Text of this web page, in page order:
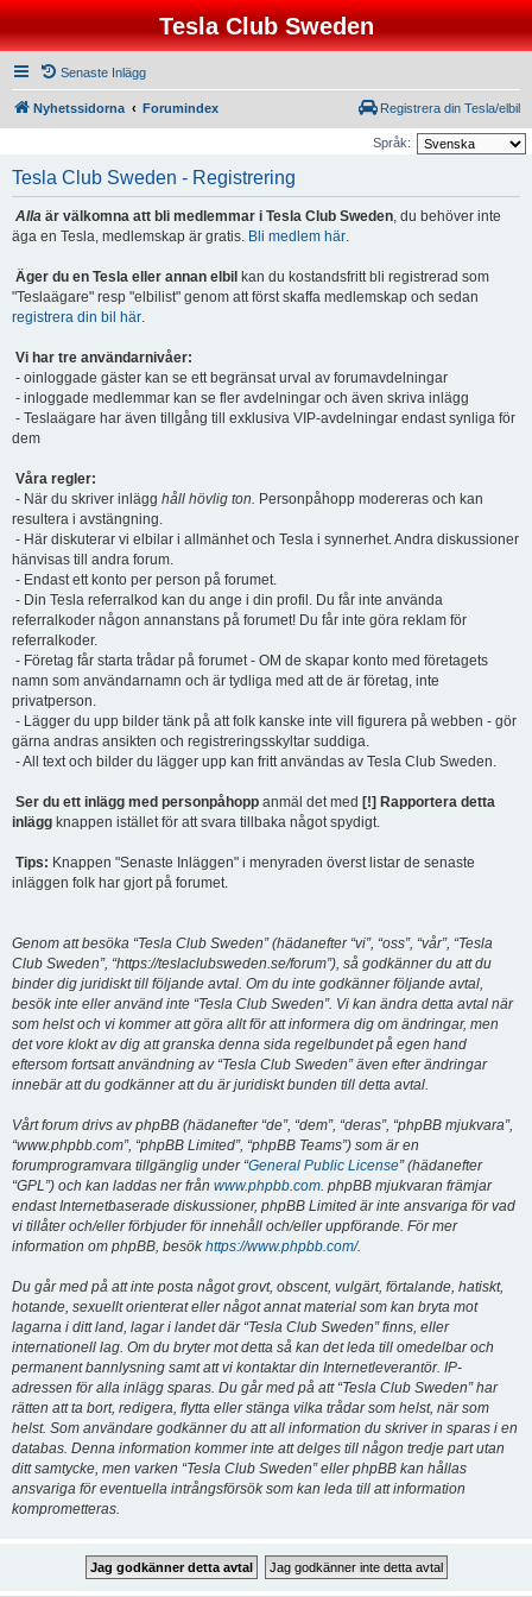
Tesla Club Sweden
Senaste Inlägg
Nyhetssidorna Forumindex Registrera din Tesla/elbil
Språk:
Tesla Club Sweden - Registrering
Alla är välkomna att bli medlemmar i Tesla Club Sweden, du behöver inte
äga en Tesla, medlemskap är gratis. Bli medlem här.
Äger du en Tesla eller annan elbil kan du kostandsfritt bli registrerad som
"Teslaägare" resp "elbilist" genom att först skaffa medlemskap och sedan
registrera din bil här.
Vi har tre användarnivåer:
- oinloggade gäster kan se ett begränsat urval av forumavdelningar
- inloggade medlemmar kan se fler avdelningar och även skriva inlägg
- Teslaägare har även tillgång till exklusiva VIP-avdelningar endast synliga för
dem
Våra regler:
- När du skriver inlägg håll hövlig ton. Personpåhopp modereras och kan
resultera i avstängning.
- Här diskuterar vi elbilar i allmänhet och Tesla i synnerhet. Andra diskussioner
hänvisas till andra forum.
- Endast ett konto per person på forumet.
- Din Tesla referralkod kan du ange i din profil. Du får inte använda
referralkoder någon annanstans på forumet! Du får inte göra reklam för
referralkoder.
- Företag får starta trådar på forumet - OM de skapar konto med företagets
namn som användarnamn och är tydliga med att de är företag, inte
privatperson.
- Lägger du upp bilder tänk på att folk kanske inte vill figurera på webben - gör
gärna andras ansikten och registreringsskyltar suddiga.
- All text och bilder du lägger upp kan fritt användas av Tesla Club Sweden.
Ser du ett inlägg med personpåhopp anmäl det med [!] Rapportera detta
inlägg knappen istället för att svara tillbaka något spydigt.
Tips: Knappen "Senaste Inläggen" i menyraden överst listar de senaste
inläggen folk har gjort på forumet.
Genom att besöka “Tesla Club Sweden” (hädanefter “vi”, “oss”, “vår”, “Tesla
Club Sweden”, “https://teslaclubsweden.se/forum”), så godkänner du att du
binder dig juridiskt till följande avtal. Om du inte godkänner följande avtal,
besök inte eller använd inte “Tesla Club Sweden”. Vi kan ändra detta avtal när
som helst och vi kommer att göra allt för att informera dig om ändringar, men
det vore klokt av dig att granska denna sida regelbundet på egen hand
eftersom fortsatt användning av “Tesla Club Sweden” även efter ändringar
innebär att du godkänner att du är juridiskt bunden till detta avtal.
Vårt forum drivs av phpBB (hädanefter “de”, “dem”, “deras”, “phpBB mjukvara”,
“www.phpbb.com”, “phpBB Limited”, “phpBB Teams”) som är en
forumprogramvara tillgänglig under “General Public License” (hädanefter
“GPL”) och kan laddas ner från www.phpbb.com. phpBB mjukvaran främjar
endast Internetbaserade diskussioner, phpBB Limited är inte ansvariga för vad
vi tillåter och/eller förbjuder för innehåll och/eller uppförande. För mer
information om phpBB, besökhttps://www.phpbb.com/.
Du går med på att inte posta något grovt, obscent, vulgärt, förtalande, hatiskt,
hotande, sexuellt orienterat eller något annat material som kan bryta mot
lagarna i ditt land, lagar i landet där “Tesla Club Sweden” finns, eller
internationell lag. Om du bryter mot detta så kan det leda till omedelbar och
permanent bannlysning samt att vi kontaktar din Internetleverantör. IP-
adressen för alla inlägg sparas. Du går med på att “Tesla Club Sweden” har
rätten att ta bort, redigera, flytta eller stänga vilka trådar som helst, när som
helst. Som användare godkänner du att all information du skriver in sparas i en
databas. Denna information kommer inte att delges till någon tredje part utan
ditt samtycke, men varken “Tesla Club Sweden” eller phpBB kan hållas
ansvariga för eventuella intrångsförsök som kan leda till att information
komprometteras.